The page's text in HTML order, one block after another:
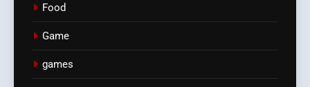
Food
Game
games